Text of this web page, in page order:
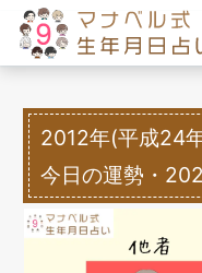
2012年(平成24
今日の運勢・